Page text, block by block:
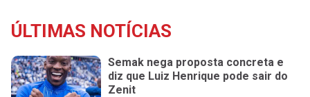
ÚLTIMAS NOTÍCIAS
Semak nega proposta concreta e
diz que Luiz Henrique pode sair do
Zenit